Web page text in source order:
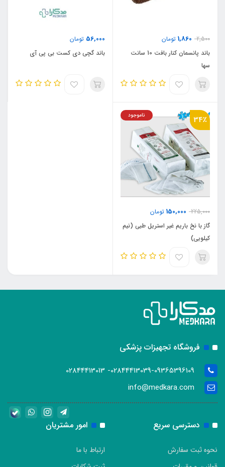
2,500
1,860 تومان
باند پانسمان کنار بافت 10 سانت
سها
56,000 تومان
باند گچی دی کست بی پی آی
34٪
225,000
150,000 تومان
ناموجود
گاز با نخ باریم غیر استریل طبی (نیم
کیلویی)
فروشگاه تجهیزات پزشکی
02844413039-09365396109- 02844413013
info@medkara.com
دسترسی سریع
نحوه ثبت سفارش
امور مشتریان
ارتباط با ما